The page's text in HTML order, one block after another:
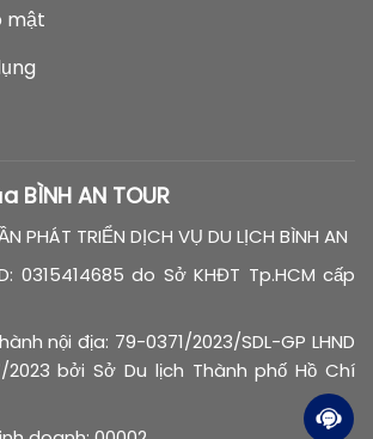
mật
BÌNH AN TOUR
PHÁT TRIỂN DỊCH VỤ DU LỊCH BÌNH AN
0315414685 do Sở KHĐT Tp.HCM cấp
nội địa: 79-0371/2023/SDL-GP LHND
bởi Sở Du lịch Thành phố Hồ Chí